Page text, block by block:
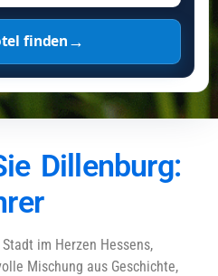
finden→
Dillenburg:
im Herzen Hessens,
Mischung aus Geschichte,